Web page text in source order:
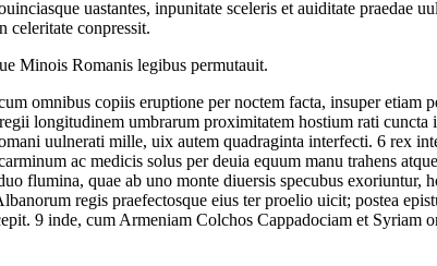
uastantes, inpunitate sceleris et auiditate praedae
celeritate conpressit.
Minois Romanis legibus permutauit.
omnibus copiis eruptione per noctem facta, insuper etiam
longitudinem umbrarum proximitatem hostium rati cuncta
uulnerati mille, uix autem quadraginta interfecti. 6 rex
ac medicis solus per deuia equum manu trahens
flumina, quae ab uno monte diuersis specubus exoriuntur,
regis praefectosque eius ter proelio uicit; postea
9 inde, cum Armeniam Colchos Cappadociam et Syriam